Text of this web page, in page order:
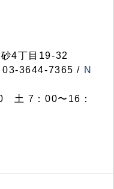
4丁目19-32
03-3644-7365 / N
土 7：00〜16：